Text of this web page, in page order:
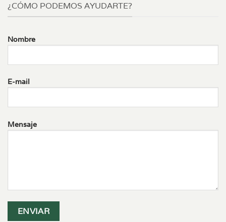
¿CÓMO PODEMOS AYUDARTE?
Nombre
E-mail
Mensaje